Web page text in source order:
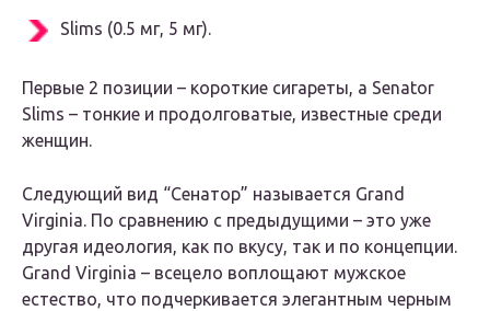
Slims (0.5 мг, 5 мг).
Первые 2 позиции – короткие сигареты, а Senator
Slims – тонкие и продолговатые, известные среди
женщин.
Следующий вид “Сенатор” называется Grand
Virginia. По сравнению с предыдущими – это уже
другая идеология, как по вкусу, так и по концепции.
Grand Virginia – всецело воплощают мужское
естество, что подчеркивается элегантным черным